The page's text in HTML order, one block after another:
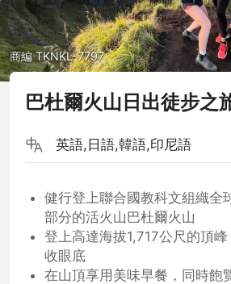
商編 TKNKL-7797
巴杜爾火山日出徒步之
英語,日語,韓語,印尼語
健行登上聯合國教科文組織全
部分的活火山巴杜爾火山
登上高達海拔1,717公尺的頂
收眼底
在山頂享用美味早餐，同時飽